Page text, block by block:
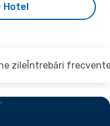
Hotel
zileÎntrebări